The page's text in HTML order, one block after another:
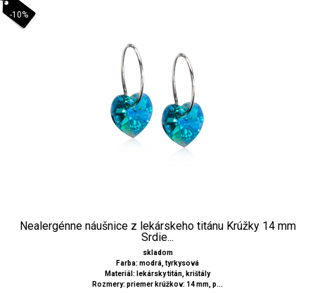
-10%
Nealergénne náušnice z lekárskeho titánu Krúžky 14 mm
Srdie...
skladom
Farba: modrá, tyrkysová
Materiál: lekársky titán, krištály
Rozmery: priemer krúžkov: 14 mm, p...